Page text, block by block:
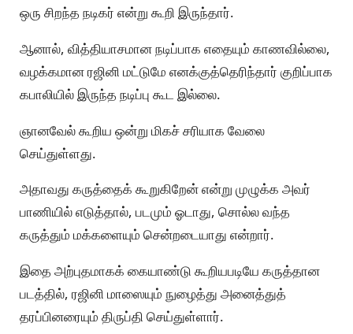
ஒரு சிறந்த நடிகர் என்று கூறி இருந்தார்.
ஆனால், வித்தியாசமான நடிப்பாக எதையும் காணவில்லை,
வழக்கமான ரஜினி மட்டுமே எனக்குத்தெரிந்தார் குறிப்பாக
கபாலியில் இருந்த நடிப்பு கூட இல்லை.
ஞானவேல் கூறிய ஒன்று மிகச் சரியாக வேலை
செய்துள்ளது.
அதாவது கருத்தைக் கூறுகிறேன் என்று முழுக்க அவர்
பாணியில் எடுத்தால், படமும் ஓடாது, சொல்ல வந்த
கருத்தும் மக்களையும் சென்றடையாது என்றார்.
இதை அற்புதமாகக் கையாண்டு கூறியபடியே கருத்தான
படத்தில், ரஜினி மாஸையும் நுழைத்து அனைத்துத்
தரப்பினரையும் திருப்தி செய்துள்ளார்.